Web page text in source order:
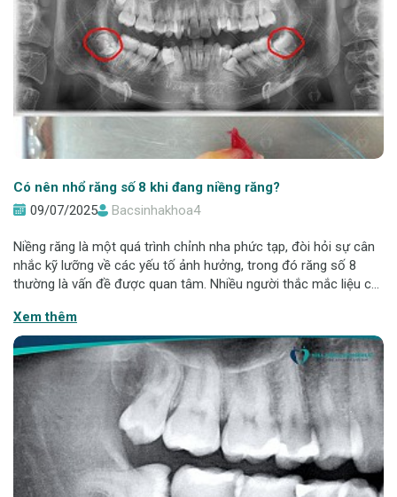
Có nên nhổ răng số 8 khi đang niềng răng?
09/07/2025
Bacsinhakhoa4
Niềng răng là một quá trình chỉnh nha phức tạp, đòi hỏi sự cân
nhắc kỹ lưỡng về các yếu tố ảnh hưởng, trong đó răng số 8
thường là vấn đề được quan tâm. Nhiều người thắc mắc liệu có
sẽ giải đáp chi
Xem thêm